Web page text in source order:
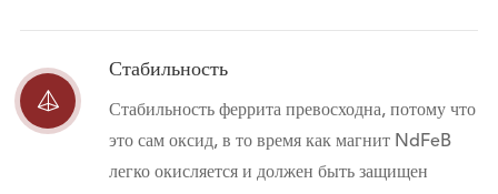

Стабильность
Стабильность феррита превосходна, потому что
это сам оксид, в то время как магнит NdFeB
легко окисляется и должен быть защищен